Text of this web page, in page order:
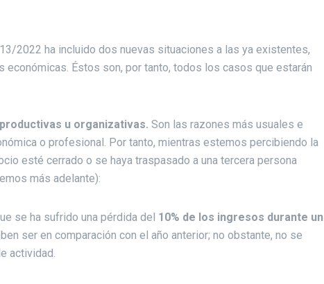
2022 ha incluido dos nuevas situaciones a las ya existentes,
Éstos son, por tanto, todos los casos que estarán
u organizativas. Son las razones más usuales e
o profesional. Por tanto, mientras estemos percibiendo la
esté cerrado o se haya traspasado a una tercera persona
más adelante):
se ha sufrido una pérdida del 10% de los ingresos durante un
ser en comparación con el año anterior; no obstante, no se
actividad.